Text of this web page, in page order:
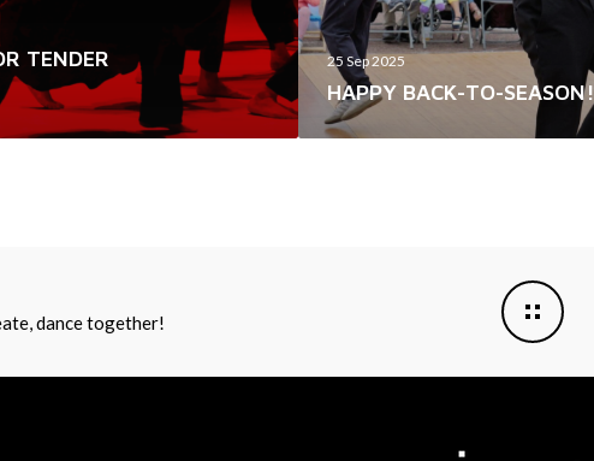
TENDER
S
E
A
S
O
25 Sep 2025
HAPPY BACK-TO-SEASON!
dance together!